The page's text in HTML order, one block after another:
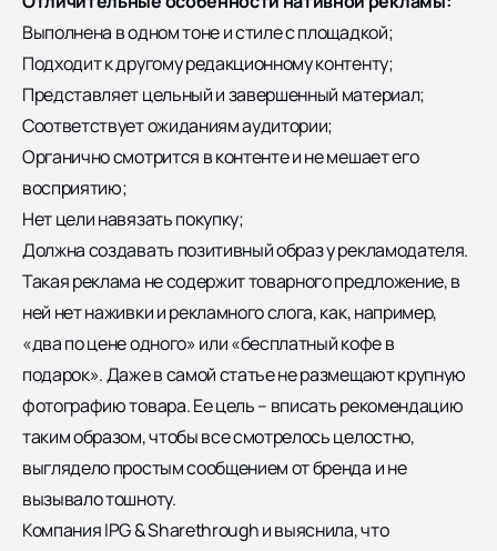
Выполнена в одном тоне и стиле с площадкой;
Подходит к другому редакционному контенту;
Представляет цельный и завершенный материал;
Соответствует ожиданиям аудитории;
Органично смотрится в контенте и не мешает его
восприятию;
Нет цели навязать покупку;
Должна создавать позитивный образ у рекламодателя.
Такая реклама не содержит товарного предложение, в
ней нет наживки и рекламного слога, как, например,
«два по цене одного» или «бесплатный кофе в
подарок». Даже в самой статье не размещают крупную
фотографию товара. Ее цель – вписать рекомендацию
таким образом, чтобы все смотрелось целостно,
выглядело простым сообщением от бренда и не
вызывало тошноту.
Компания IPG & Sharethrough и выяснила, что